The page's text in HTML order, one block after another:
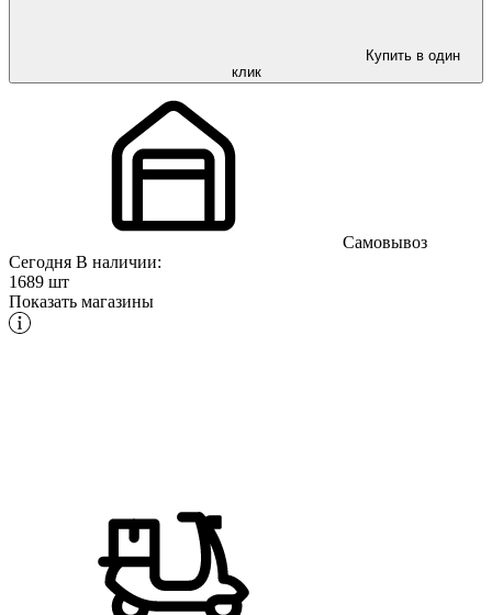
Купить в один
клик
Самовывоз
Сегодня В наличии:
1689 шт
Показать магазины